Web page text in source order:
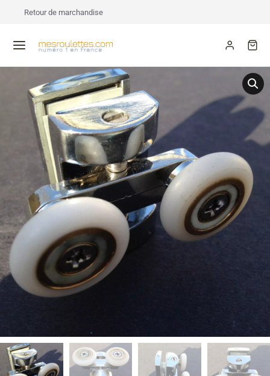
Retour de marchandise